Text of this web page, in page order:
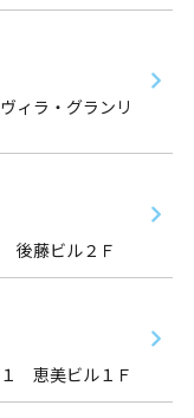
ィラ・グランリ
後藤ビル２Ｆ
恵美ビル１Ｆ